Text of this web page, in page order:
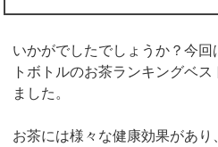
いかがでしたでしょうか？今回
トボトルのお茶ランキングベス
ました。
お茶には様々な健康効果があ